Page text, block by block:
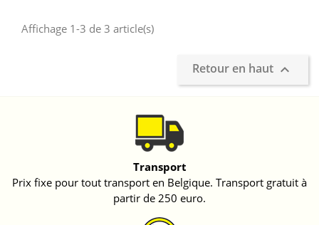
Affichage 1-3 de 3 article(s)
Retour en haut 
Transport
Prix fixe pour tout transport en Belgique. Transport gratuit à
partir de 250 euro.